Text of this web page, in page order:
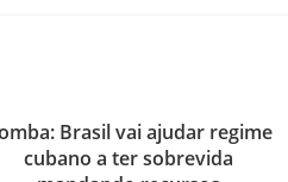
Brasil vai ajudar regime
cubano a ter sobrevida